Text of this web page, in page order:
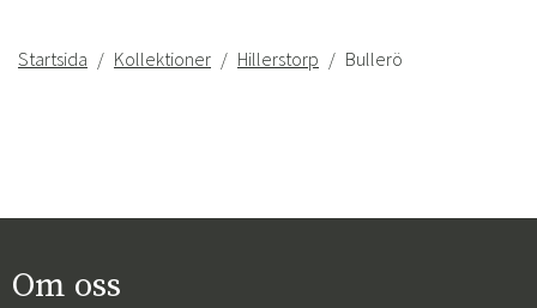
Startsida Kollektioner Hillerstorp Bullerö
Om oss